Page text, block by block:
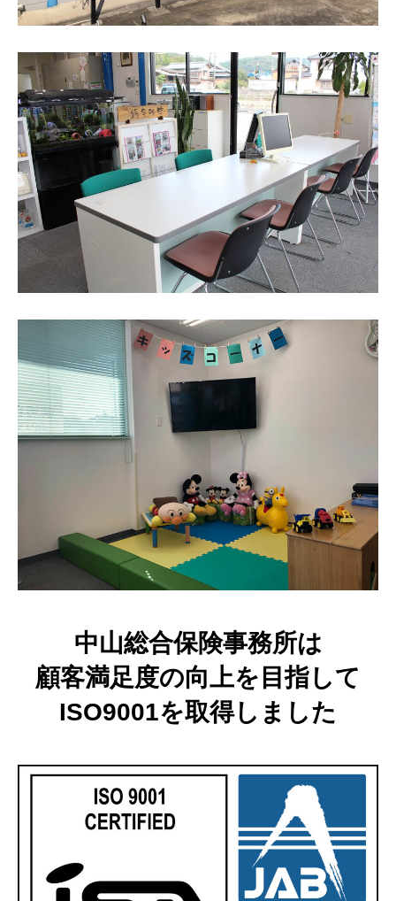
中山総合保険事務所は
顧客満足度の向上を目指して
ISO9001を取得しました